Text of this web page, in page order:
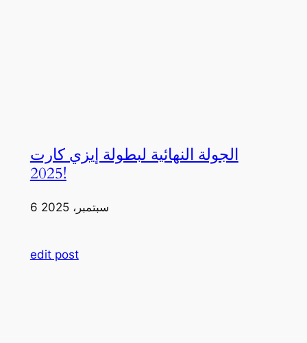
الجولة النهائية لبطولة إيزي كارت
2025!
6 سبتمبر، 2025
edit post